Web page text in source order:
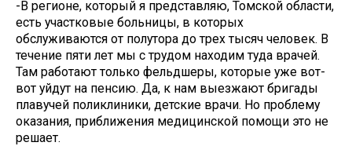
-В регионе, который я представляю, Томской области,
есть участковые больницы, в которых
обслуживаются от полутора до трех тысяч человек. В
течение пяти лет мы с трудом находим туда врачей.
Там работают только фельдшеры, которые уже вот-
вот уйдут на пенсию. Да, к нам выезжают бригады
плавучей поликлиники, детские врачи. Но проблему
оказания, приближения медицинской помощи это не
решает.